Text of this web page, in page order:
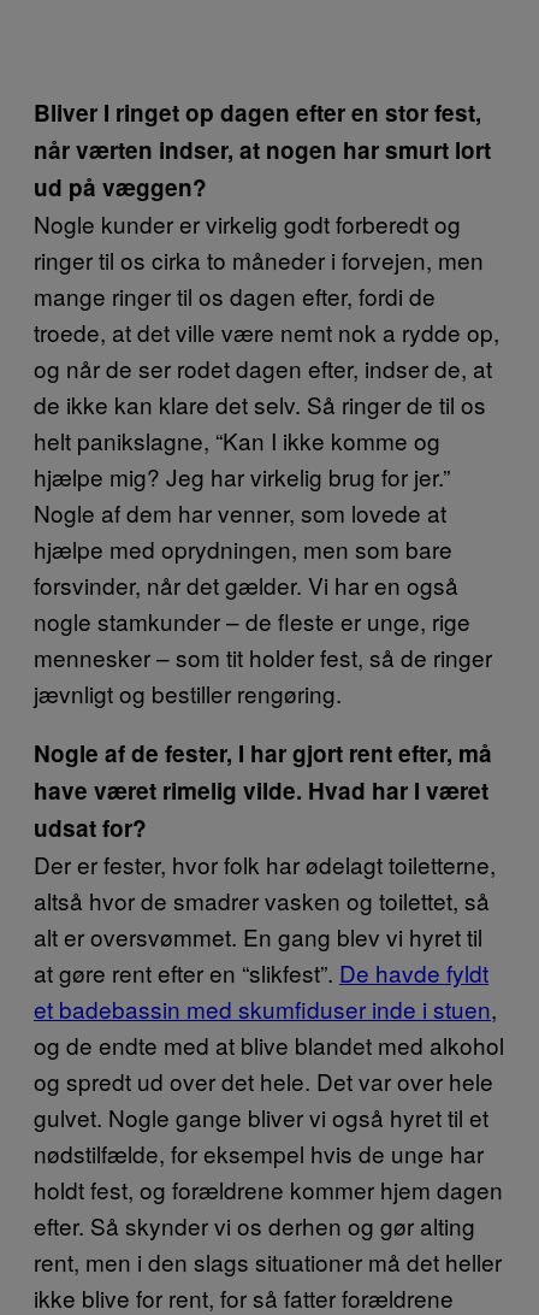
Bliver I ringet op dagen efter en stor fest,
når værten indser, at nogen har smurt lort
ud på væggen?
Nogle kunder er virkelig godt forberedt og
ringer til os cirka to måneder i forvejen, men
mange ringer til os dagen efter, fordi de
troede, at det ville være nemt nok a rydde op,
og når de ser rodet dagen efter, indser de, at
de ikke kan klare det selv. Så ringer de til os
helt panikslagne, “Kan I ikke komme og
hjælpe mig? Jeg har virkelig brug for jer.”
Nogle af dem har venner, som lovede at
hjælpe med oprydningen, men som bare
forsvinder, når det gælder. Vi har en også
nogle stamkunder – de fleste er unge, rige
mennesker – som tit holder fest, så de ringer
jævnligt og bestiller rengøring.
Nogle af de fester, I har gjort rent efter, må
have været rimelig vilde. Hvad har I været
udsat for?
Der er fester, hvor folk har ødelagt toiletterne,
altså hvor de smadrer vasken og toilettet, så
alt er oversvømmet. En gang blev vi hyret til
at gøre rent efter en “slikfest”. De havde fyldt
et badebassin med skumfiduser inde i stuen,
og de endte med at blive blandet med alkohol
og spredt ud over det hele. Det var over hele
gulvet. Nogle gange bliver vi også hyret til et
nødstilfælde, for eksempel hvis de unge har
holdt fest, og forældrene kommer hjem dagen
efter. Så skynder vi os derhen og gør alting
rent, men i den slags situationer må det heller
ikke blive for rent, for så fatter forældrene